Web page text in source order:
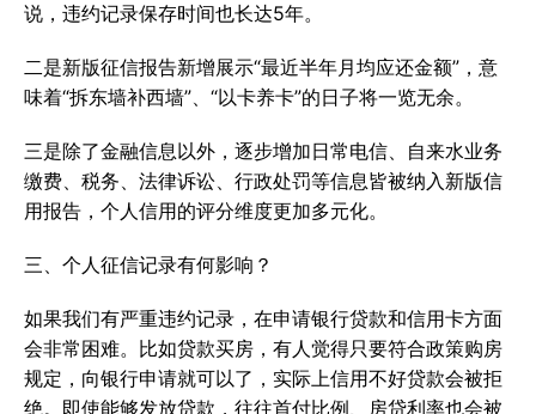
说，违约记录保存时间也长达5年。
二是新版征信报告新增展示“最近半年月均应还金额”，意
味着“拆东墙补西墙”、“以卡养卡”的日子将一览无余。
三是除了金融信息以外，逐步增加日常电信、自来水业务
缴费、税务、法律诉讼、行政处罚等信息皆被纳入新版信
用报告，个人信用的评分维度更加多元化。
三、个人征信记录有何影响？
如果我们有严重违约记录，在申请银行贷款和信用卡方面
会非常困难。比如贷款买房，有人觉得只要符合政策购房
规定，向银行申请就可以了，实际上信用不好贷款会被拒
绝。即使能够发放贷款，往往首付比例、房贷利率也会被